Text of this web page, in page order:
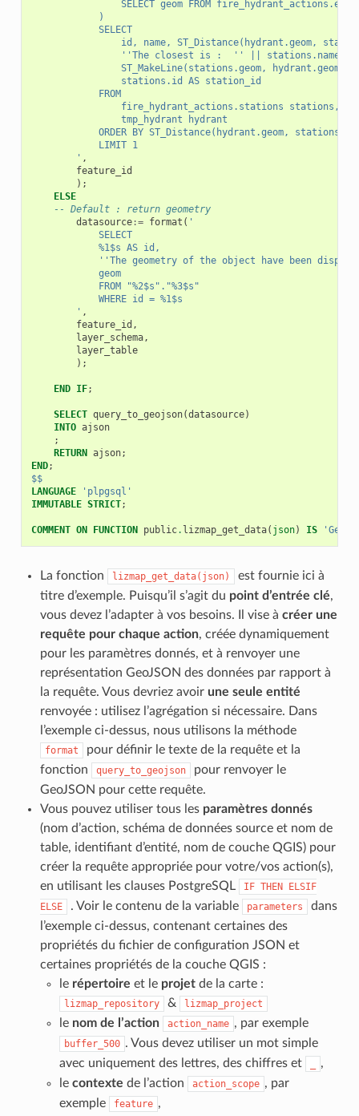
SELECT geom FROM
            )
            SELECT
id, name, ST_Distance(hydrant.geom,
''The closest is :  '' || stations.name
ST_MakeLine(stations.geom, hydrant.geom)
                stations.id AS station_id
            FROM
                fire_hydrant_actions.stations stations,
                tmp_hydrant hydrant
ORDER BY ST_Distance(hydrant.geom,
            LIMIT 1
        '
,
feature_id
);
ELSE
-- Default : return geometry
datasource:= format ( '
            SELECT
            %1$s AS id,
''The geometry of the object have been
            geom
            FROM "%2$s"."%3$s"
            WHERE id = %1$s
        '
,
feature_id ,
layer_schema,
layer_table
);
END IF;
SELECT query_to_geojson(datasource)
INTO ajson
;
RETURN
ajson;
END;
$$
LANGUAGE
'plpgsql'
IMMUTABLE STRICT;
COMMENT ON FUNCTION public. lizmap_get_data( json) IS
La fonction lizmap_get_data(json)
est fournie ici à
titre d’exemple. Puisqu’il s’agit du point d’entrée clé,
vous devez l’adapter à vos besoins. Il vise à créer une
requête pour chaque action, créée dynamiquement
pour les paramètres donnés, et à renvoyer une
représentation GeoJSON des données par rapport à
la requête. Vous devriez avoir une seule entité
renvoyée : utilisez l’agrégation si nécessaire. Dans
l’exemple ci-dessus, nous utilisons la méthode
format
pour définir le texte de la requête et la
fonction
query_to_geojson
pour renvoyer le
GeoJSON pour cette requête.
Vous pouvez utiliser tous les paramètres donnés
(nom d’action, schéma de données source et nom de
table, identifiant d’entité, nom de couche QGIS) pour
créer la requête appropriée pour votre/vos action(s),
en utilisant les clauses PostgreSQL
IF THEN
ELSIF
ELSE
. Voir le contenu de la variable parameters
dans
l’exemple ci-dessus, contenant certaines des
propriétés du fichier de configuration JSON et
certaines propriétés de la couche QGIS :
le répertoire et le projetde la carte :
lizmap_repository & lizmap_project
le nom de l’action action_name , par exemple
buffer_500 . Vous devez utiliser un mot simple
avec uniquement des lettres, des chiffres et
,
le contexte de l’action action_scope , par
exemple
feature ,